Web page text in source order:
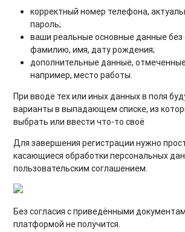
корректный номер телефона,
пароль;
ваши реальные основные данные без
фамилию, имя, дату рождения;
дополнительные данные,
например, место работы.
При вводе тех или иных данных в поля
варианты в выпадающем списке, из
выбрать или ввести что-то своё
Для завершения регистрации нужно
касающиеся обработки персональных
пользовательским соглашением.
Без согласия с приведёнными
платформой не получится.